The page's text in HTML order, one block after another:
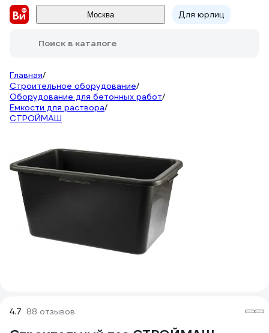
Москва Для юрлиц
Поиск в каталоге
Главная/
Строительное оборудование/
Оборудование для бетонных работ/
Емкости для раствора/
СТРОЙМАШ
4.7 88 отзывов